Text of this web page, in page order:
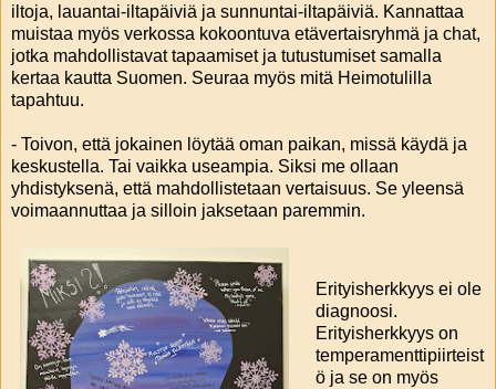
iltoja, lauantai-iltapäiviä ja sunnuntai-iltapäiviä. Kannattaa
muistaa myös verkossa kokoontuva etävertaisryhmä ja chat,
jotka mahdollistavat tapaamiset ja tutustumiset samalla
kertaa kautta Suomen. Seuraa myös mitä Heimotulilla
tapahtuu.
- Toivon, että jokainen löytää oman paikan, missä käydä ja
keskustella. Tai vaikka useampia. Siksi me ollaan
yhdistyksenä, että mahdollistetaan vertaisuus. Se yleensä
voimaannuttaa ja silloin jaksetaan paremmin.
Erityisherkkyys ei ole
diagnoosi.
Erityisherkkyys on
temperamenttipiirteist
ö ja se on myös